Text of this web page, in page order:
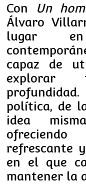
Con Un
Álvaro
lugar
capaz de
explorar
política, de
idea
refrescante
en el que
mantener la